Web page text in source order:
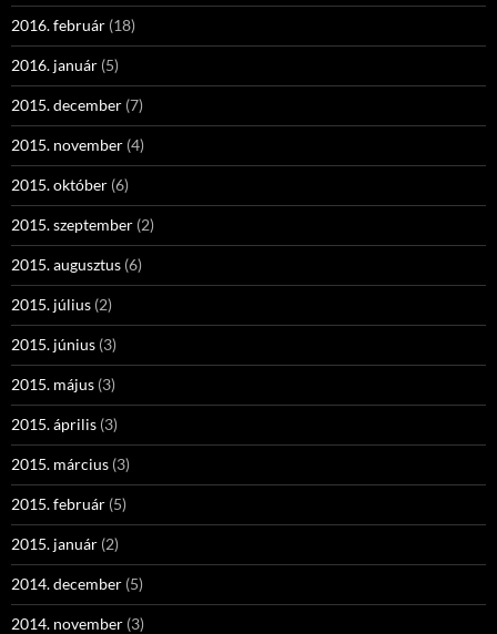
2016. február (18)
2016. január (5)
2015. december (7)
2015. november (4)
2015. október (6)
2015. szeptember (2)
2015. augusztus (6)
2015. július (2)
2015. június (3)
2015. május (3)
2015. április (3)
2015. március (3)
2015. február (5)
2015. január (2)
2014. december (5)
2014. november (3)